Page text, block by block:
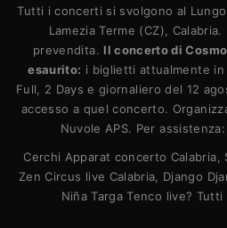
Tutti i concerti si svolgono al
Lamezia Terme (CZ),
prevendita. Il concerto di
esaurito: i biglietti attualmente
Full, 2 Days e giornaliero del 12
accesso a quel concerto.
Nuvole APS. Per
Cerchi Apparat concerto Calabria,
Zen Circus live Calabria, Django
Niña Targa Tenco live?